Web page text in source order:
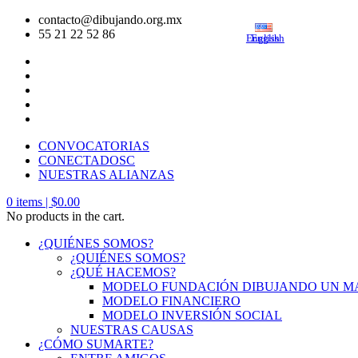
contacto@dibujando.org.mx
55 21 22 52 86
CONVOCATORIAS
CONECTADOSC
NUESTRAS ALIANZAS
0 items | $0.00
No products in the cart.
¿QUIÉNES SOMOS?
¿QUIÉNES SOMOS?
¿QUÉ HACEMOS?
MODELO FUNDACIÓN DIBUJANDO UN
MODELO FINANCIERO
MODELO INVERSIÓN SOCIAL
NUESTRAS CAUSAS
¿CÓMO SUMARTE?
English
English